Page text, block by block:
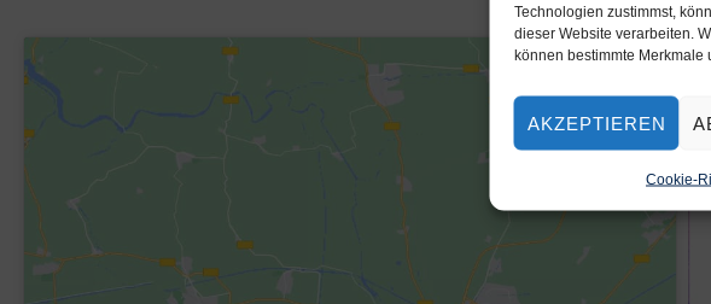
Technologien zustimmst,
dieser Website verarbeiten.
können bestimmte Merkmale
AKZEPTIEREN
Cookie-